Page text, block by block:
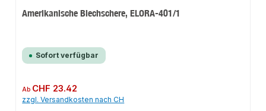
Amerikanische Blechschere, ELORA-401/1
Sofort verfügbar
Regulärer Preis:
Ab CHF 23.42
zzgl. Versandkosten nach CH